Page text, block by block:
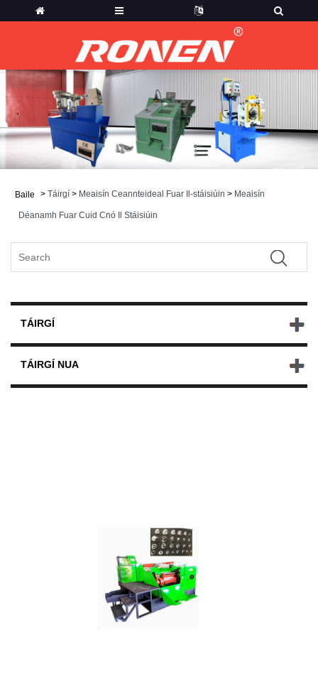
Baile > Táirgí > Meaisín Ceannteideal Fuar Il-stáisiúin > Meaisín
Déanamh Fuar Cuid Cnó Il Stáisiúin
TÁIRGÍ
TÁIRGÍ NUA